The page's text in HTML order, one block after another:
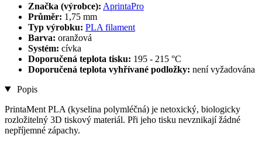
Značka (výrobce): AprintaPro
Průměr: 1,75 mm
Typ výrobku: PLA filament
Barva: oranžová
Systém: cívka
Doporučená teplota tisku: 195 - 215 °C
Doporučená teplota vyhřívané podložky: není vyžadována
Popis
PrintaMent PLA (kyselina polymléčná) je netoxický, biologicky
rozložitelný 3D tiskový materiál. Při jeho tisku nevznikají žádné
nepříjemné zápachy.